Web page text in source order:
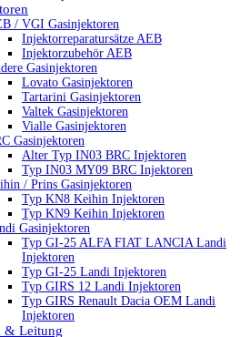
/ VGI Gasinjektoren
Injektorreparatursätze AEB
Injektorzubehör AEB
Gasinjektoren
Lovato Gasinjektoren
Tartarini Gasinjektoren
Valtek Gasinjektoren
Vialle Gasinjektoren
Gasinjektoren
Alter Typ IN03 BRC Injektoren
Typ IN03 MY09 BRC Injektoren
/ Prins Gasinjektoren
Typ KN8 Keihin Injektoren
Typ KN9 Keihin Injektoren
Gasinjektoren
Typ GI-25 ALFA FIAT LANCIA Landi
Injektoren
Typ GI-25 Landi Injektoren
Typ GIRS 12 Landi Injektoren
Typ GIRS Renault Dacia OEM Landi
Injektoren
& Leitung